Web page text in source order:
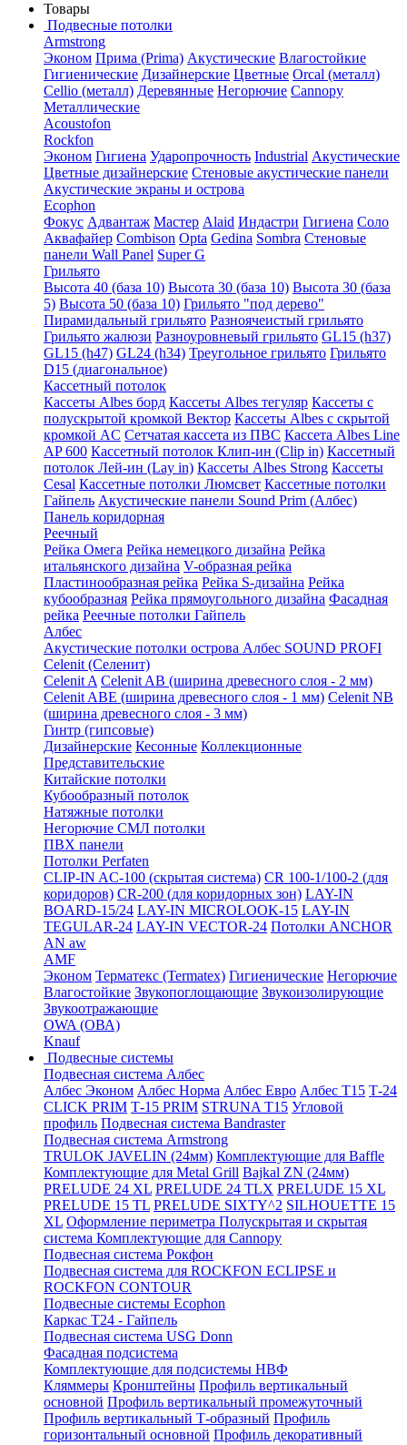
Товары
Подвесные потолки
Armstrong
Эконом Прима (Prima) Акустические Влагостойкие
Гигиенические Дизайнерские Цветные Orcal (металл)
Cellio (металл) Деревянные Негорючие Cannopy
Металлические
Acoustofon
Rockfon
Эконом Гигиена Ударопрочность Industrial Акустические
Цветные дизайнерские Стеновые акустические панели
Акустические экраны и острова
Ecophon
Фокус Адвантаж Мастер Alaid Индастри Гигиена Соло
Аквафайер Combison Opta Gedina Sombra Стеновые
панели Wall Panel Super G
Грильято
Высота 40 (база 10) Высота 30 (база 10) Высота 30 (база
5) Высота 50 (база 10) Грильято "под дерево"
Пирамидальный грильято Разноячеистый грильято
Грильято жалюзи Разноуровневый грильято GL15 (h37)
GL15 (h47) GL24 (h34) Треугольное грильято Грильято
D15 (диагональное)
Кассетный потолок
Кассеты Albes борд Кассеты Albes тегуляр Кассеты с
полускрытой кромкой Вектор Кассеты Albes с скрытой
кромкой AC Сетчатая кассета из ПВС Кассета Albes Line
AP 600 Кассетный потолок Клип-ин (Clip in) Кассетный
потолок Лей-ин (Lay in) Кассеты Albes Strong Кассеты
Cesal Кассетные потолки Люмсвет Кассетные потолки
Гайпель Акустические панели Sound Prim (Албес)
Панель коридорная
Реечный
Рейка Омега Рейка немецкого дизайна Рейка
итальянского дизайна V-образная рейка
Пластинообразная рейка Рейка S-дизайна Рейка
кубообразная Рейка прямоугольного дизайна Фасадная
рейка Реечные потолки Гайпель
Албес
Акустические потолки острова Албес SOUND PROFI
Celenit (Селенит)
Celenit A Celenit AB (ширина древесного слоя - 2 мм)
Celenit ABE (ширина древесного слоя - 1 мм) Celenit NB
(ширина древесного слоя - 3 мм)
Гинтр (гипсовые)
Дизайнерские Кесонные Коллекционные
Представительские
Китайские потолки
Кубообразный потолок
Натяжные потолки
Негорючие СМЛ потолки
ПВХ панели
Потолки Perfaten
CLIP-IN AC-100 (скрытая система) CR 100-1/100-2 (для
коридоров) CR-200 (для коридорных зон) LAY-IN
BOARD-15/24 LAY-IN MICROLOOK-15 LAY-IN
TEGULAR-24 LAY-IN VECTOR-24 Потолки ANCHOR
AN aw
AMF
Эконом Терматекс (Termatex) Гигиенические Негорючие
Влагостойкие Звукопоглощающие Звукоизолирующие
Звукоотражающие
OWA (ОВА)
Knauf
Подвесные системы
Подвесная система Албес
Албес Эконом Албес Норма Албес Евро Албес T15 Т-24
CLICK PRIM Т-15 PRIM STRUNA Т15 Угловой
профиль Подвесная система Bandraster
Подвесная система Armstrong
TRULOK JAVELIN (24мм) Комплектующие для Baffle
Комплектующие для Metal Grill Bajkal ZN (24мм)
PRELUDE 24 XL PRELUDE 24 TLX PRELUDE 15 XL
PRELUDE 15 TL PRELUDE SIXTY^2 SILHOUETTE 15
XL Оформление периметра Полускрытая и скрытая
система Комплектующие для Cannopy
Подвесная система Рокфон
Подвесная система для ROCKFON ECLIPSE и
ROCKFON CONTOUR
Подвесные системы Ecophon
Каркас Т24 - Гайпель
Подвесная система USG Donn
Фасадная подсистема
Комплектующие для подсистемы НВФ
Кляммеры Кронштейны Профиль вертикальный
основной Профиль вертикальный промежуточный
Профиль вертикальный Т-образный Профиль
горизонтальный основной Профиль декоративный